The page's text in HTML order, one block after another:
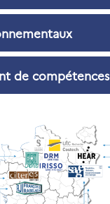
de compétences